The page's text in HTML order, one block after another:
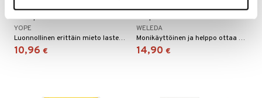
YOPE Easy Washing
Shampoo For Kids
YOPE
Luonnollinen erittäin mieto lasten shampoo
10,96 €
Weleda Calendula All
Purpose Balm
WELEDA
Monikäyttöinen ja helppo ottaa mukaan liikkeelle. Vedetön, alkoholiton ja hajusteeton. Kehitetty yhteistyössä kätilöiden kanssa, vegaaninen.
14,90 €